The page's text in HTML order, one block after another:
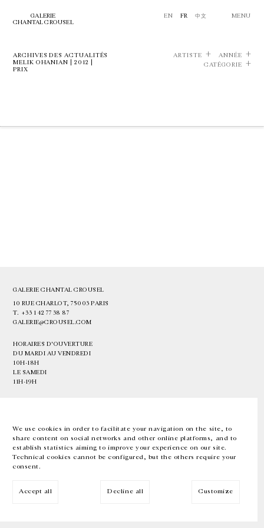
We use cookies in order to facilitate your navigation on the site, to
share content on social networks and other online platforms, and to
establish statistics aiming to improve your experience on our site.
Technical cookies cannot be configured, but the others require your
consent.
Accept all Decline all Customize
GALERIE
CHANTAL CROUSEL
EN FR 中文 MENU
ARCHIVES DES ACTUALITÉS
MELIK OHANIAN | 2012 |
PRIX
ARTISTE
ANNÉE
CATÉGORIE
GALERIE CHANTAL CROUSEL
10 RUE CHARLOT, 75003 PARIS
T. +33 1 42 77 38 87
GALERIE@CROUSEL.COM
HORAIRES D'OUVERTURE
DU MARDI AU VENDREDI
10H-18H
LE SAMEDI
11H-19H
EN FR 中文 Facebook Instagram
Inscrivez-vous à notre newsletter